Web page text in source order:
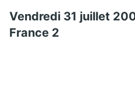
Vendredi 31 juillet
France 2